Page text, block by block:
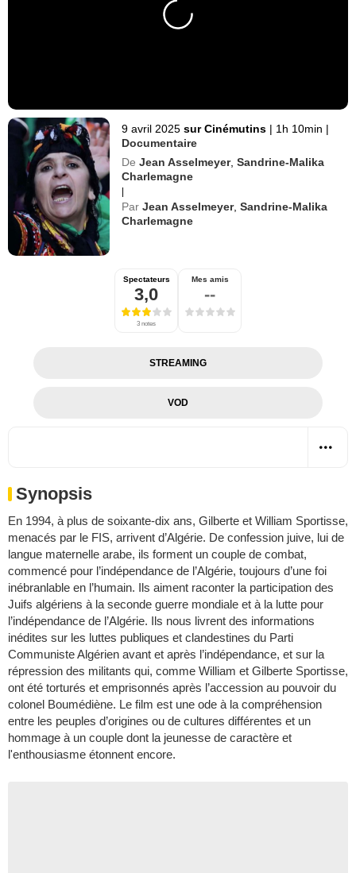
9 avril 2025 sur Cinémutins | 1h 10min |
Documentaire
De Jean Asselmeyer,Sandrine-Malika
Charlemagne
|
Par Jean Asselmeyer,Sandrine-Malika
Charlemagne
Spectateurs
3,0
3 notes
Mes amis
--
STREAMING
VOD
Synopsis
En 1994, à plus de soixante-dix ans, Gilberte et William Sportisse,
menacés par le FIS, arrivent d’Algérie. De confession juive, lui de
langue maternelle arabe, ils forment un couple de combat,
commencé pour l’indépendance de l’Algérie, toujours d’une foi
inébranlable en l’humain. Ils aiment raconter la participation des
Juifs algériens à la seconde guerre mondiale et à la lutte pour
l’indépendance de l’Algérie. Ils nous livrent des informations
inédites sur les luttes publiques et clandestines du Parti
Communiste Algérien avant et après l’indépendance, et sur la
répression des militants qui, comme William et Gilberte Sportisse,
ont été torturés et emprisonnés après l’accession au pouvoir du
colonel Boumédiène. Le film est une ode à la compréhension
entre les peuples d’origines ou de cultures différentes et un
hommage à un couple dont la jeunesse de caractère et
l'enthousiasme étonnent encore.